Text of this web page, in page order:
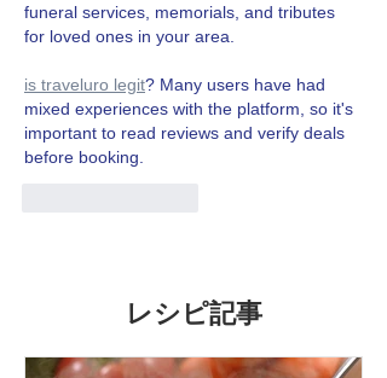
funeral services, memorials, and tributes
for loved ones in your area.
is traveluro legit? Many users have had
mixed experiences with the platform, so it's
important to read reviews and verify deals
before booking.
レシピ記事